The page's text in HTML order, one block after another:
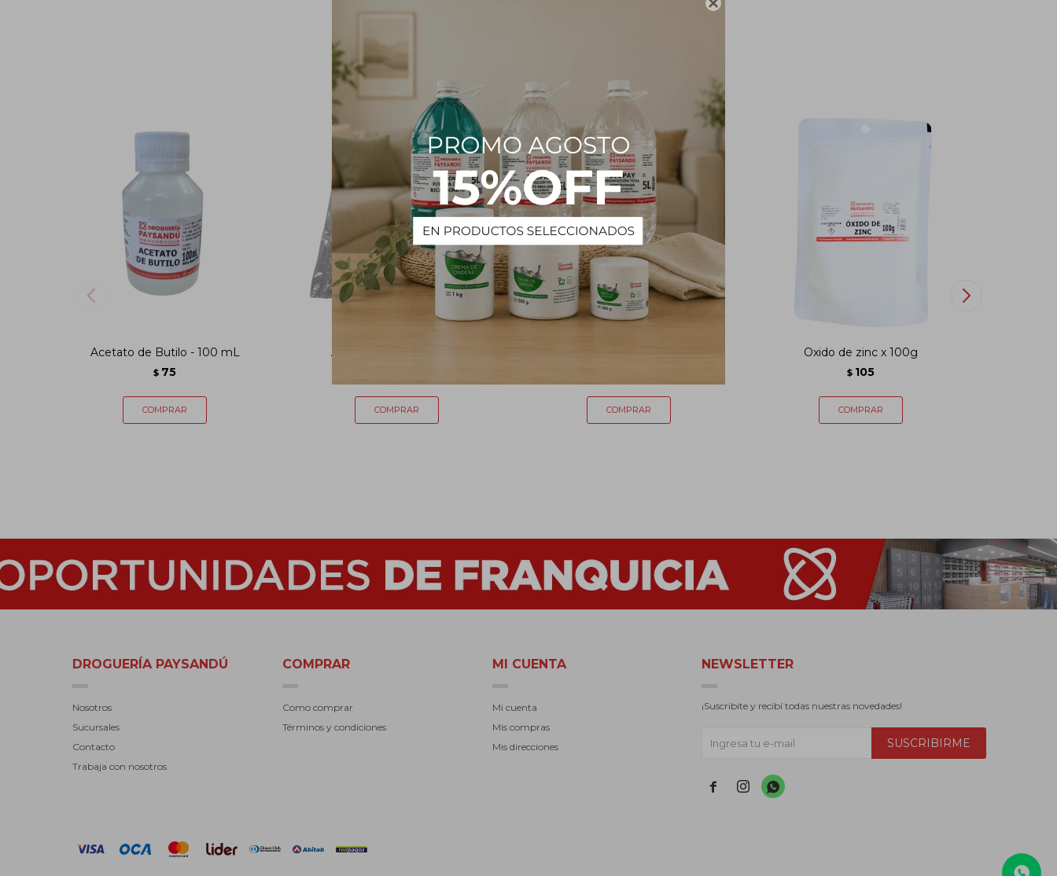

PRODUCTOS QUE TE PUEDEN INTERESAR
Acetato de Butilo - 100 mL
$ 75
Azufre Industrial - 100 g Oxido de zinc x 100g
$ 105
DROGUERÍA PAYSANDÚ
Nosotros
Sucursales
Contacto
Trabaja con nosotros
COMPRAR
Como comprar
Términos y condiciones
MI CUENTA
Mi cuenta
Mis compras
Mis direcciones
NEWSLETTER
¡Suscribite y recibí todas nuestras novedades!
SUSCRIBIRME
  